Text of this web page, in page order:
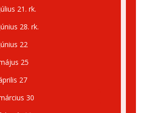
21. rk.
28. rk.
22
25
27
30